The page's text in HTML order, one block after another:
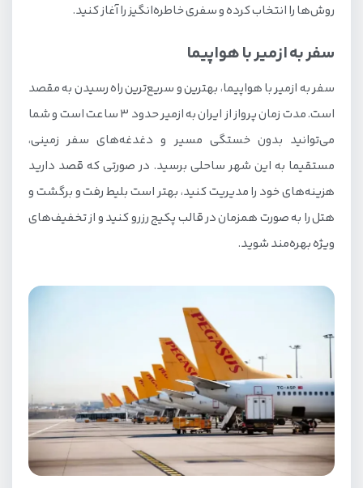
روش‌ها را انتخاب کرده و سفری خاطره‌انگیز را آغاز کنید.
سفر به ازمیر با هواپیما
سفر به ازمیر با هواپیما، بهترین و سریع‌ترین راه رسیدن به مقصد
است. مدت زمان پرواز از ایران به ازمیر حدود 3 ساعت است و شما
می‌توانید بدون خستگی مسیر و دغدغه‌های سفر زمینی،
مستقیما به این شهر ساحلی برسید. در صورتی که قصد دارید
هزینه‌های خود را مدیریت کنید، بهتر است بلیط رفت و برگشت و
هتل را به صورت همزمان در قالب پکیج رزرو کنید و از تخفیف‌های
ویژه بهره‌مند شوید.